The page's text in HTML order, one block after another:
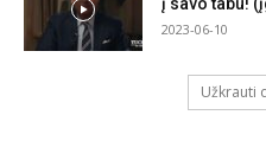
2023-06-10
Užkrauti